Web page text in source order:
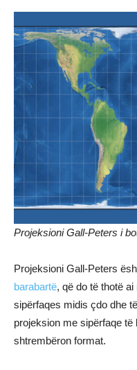
Projeksioni Gall-Peters i
Projeksioni Gall-Peters
barabartë, që do të thotë
sipërfaqes midis çdo dhe
projeksion me sipërfaqe
shtrembëron format.